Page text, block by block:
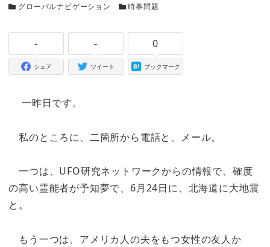
カテゴリー
グローバルナビゲーション カテゴリー
時事問題
-
シェア
-
ツイート
0
ブックマーク
一昨日です。
私のところに、二箇所から電話と、メール。
一つは、UFO研究ネットワークからの情報で、確度
の高い霊能者が予知夢で、6月24日に、北海道に大地震
と。
もう一つは、アメリカ人の夫をもつ女性の友人か